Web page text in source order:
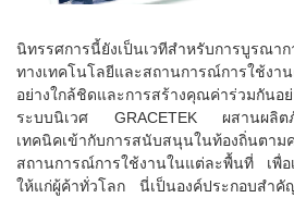
นิทรรศการนี้ยังเป็นเวทีสำหรับการบูรณา
ทางเทคโนโลยีและสถานการณ์การใช้
อย่างใกล้ชิดและการสร้างคุณค่าร่วมกันอ
ระบบนิเวศ GRACETEK ผสานผลิต
เทคนิคเข้ากับการสนับสนุนในท้องถิ่นตาม
สถานการณ์การใช้งานในแต่ละพื้นที่ เพื่อ
ให้แก่ผู้ค้าทั่วโลก นี่เป็นองค์ประกอบสำคั